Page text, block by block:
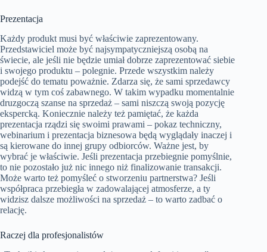
Prezentacja
Każdy produkt musi być właściwie zaprezentowany.
Przedstawiciel może być najsympatyczniejszą osobą na
świecie, ale jeśli nie będzie umiał dobrze zaprezentować siebie
i swojego produktu – polegnie. Przede wszystkim należy
podejść do tematu poważnie. Zdarza się, że sami sprzedawcy
widzą w tym coś zabawnego. W takim wypadku momentalnie
druzgoczą szanse na sprzedaż – sami niszczą swoją pozycję
ekspercką. Koniecznie należy też pamiętać, że każda
prezentacja rządzi się swoimi prawami – pokaz techniczny,
webinarium i prezentacja biznesowa będą wyglądały inaczej i
są kierowane do innej grupy odbiorców. Ważne jest, by
wybrać je właściwie. Jeśli prezentacja przebiegnie pomyślnie,
to nie pozostało już nic innego niż finalizowanie transakcji.
Może warto też pomyśleć o stworzeniu partnerstwa? Jeśli
współpraca przebiegła w zadowalającej atmosferze, a ty
widzisz dalsze możliwości na sprzedaż – to warto zadbać o
relację.
Raczej dla profesjonalistów